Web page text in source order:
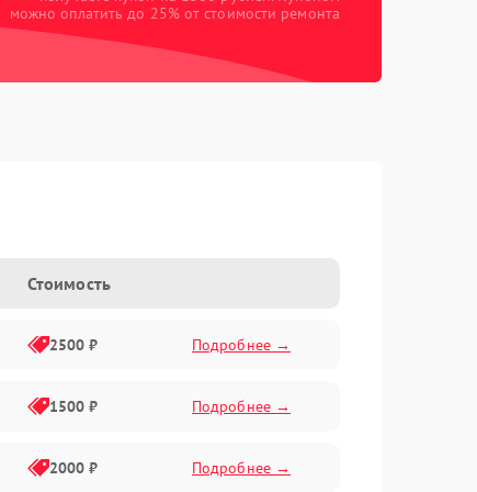
можно оплатить до 25% от стоимости ремонта
Стоимость
2500 ₽ Подробнее →
1500 ₽ Подробнее →
2000 ₽ Подробнее →